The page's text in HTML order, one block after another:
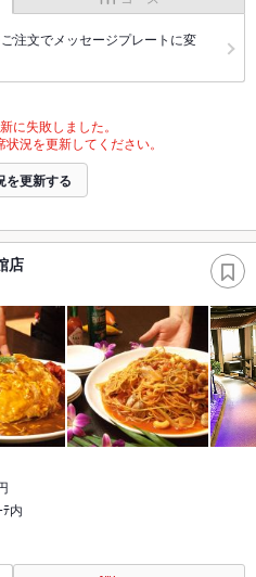
注文でメッセージプレートに変
に失敗しました。
況を更新してください。
を更新する
店
内